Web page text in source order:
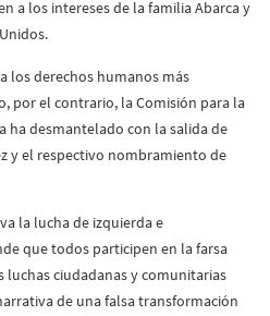
a los intereses de la familia Abarca y
los derechos humanos más
por el contrario, la Comisión para la
ha desmantelado con la salida de
y el respectivo nombramiento de
la lucha de izquierda e
que todos participen en la farsa
ciudadanas y comunitarias
de una falsa transformación